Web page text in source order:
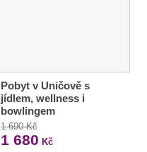
Pobyt v Uničově s
jídlem, wellness i
bowlingem
1 690 Kč
1 680 Kč